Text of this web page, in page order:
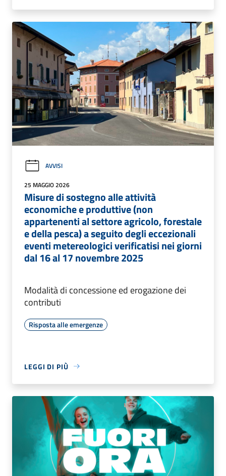
AVVISI
25 MAGGIO 2026
Misure di sostegno alle attività
economiche e produttive (non
appartenenti al settore agricolo, forestale
e della pesca) a seguito degli eccezionali
eventi metereologici verificatisi nei giorni
dal 16 al 17 novembre 2025
Modalità di concessione ed erogazione dei
contributi
Risposta alle emergenze
LEGGI DI PIÙ